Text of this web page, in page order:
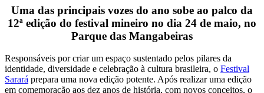
Uma das principais vozes do ano sobe ao palco da
12ª edição do festival mineiro no dia 24 de maio, no
Parque das Mangabeiras
Responsáveis por criar um espaço sustentado pelos pilares da
identidade, diversidade e celebração à cultura brasileira, o Festival
Sarará prepara uma nova edição potente. Após realizar uma edição
em comemoração aos dez anos de história, com novos conceitos, o